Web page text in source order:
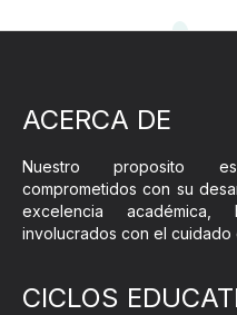
ACERCA DE
Nuestro proposito
comprometidos con su
excelencia
involucrados con el cuidado
CICLOS